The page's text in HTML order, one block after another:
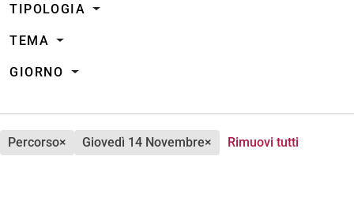
TIPOLOGIA
TEMA
GIORNO
percorso× giovedì 14 Novembre× Rimuovi tutti